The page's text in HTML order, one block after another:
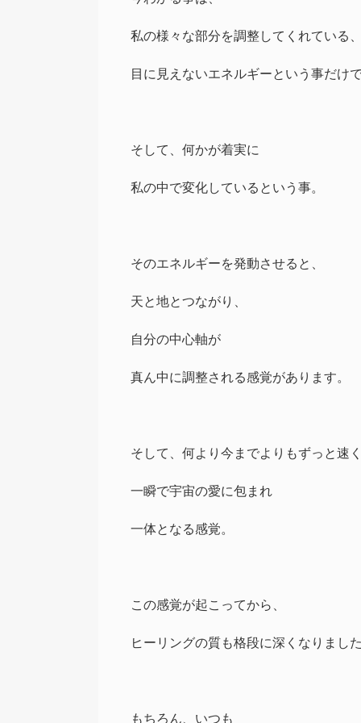
私の様々な部分を調整してくれている、
目に見えないエネルギーという事だけで
そして、何かが着実に
私の中で変化しているという事。
そのエネルギーを発動させると、
天と地とつながり、
自分の中心軸が
真ん中に調整される感覚があります。
そして、何より今までよりもずっと速く
一瞬で宇宙の愛に包まれ
一体となる感覚。
この感覚が起こってから、
ヒーリングの質も格段に深くなりました
もちろん、いつも